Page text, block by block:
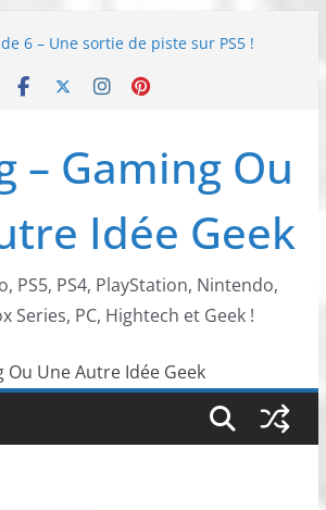
6 – Une sortie de piste sur PS5 !
AES+ : La légende de l’arcade est de
: Nouveaux accessoires Turtle Beach X
– Gaming Ou
Idée Geek
PS5, PS4, PlayStation, Nintendo,
Series, PC, Hightech et Geek !